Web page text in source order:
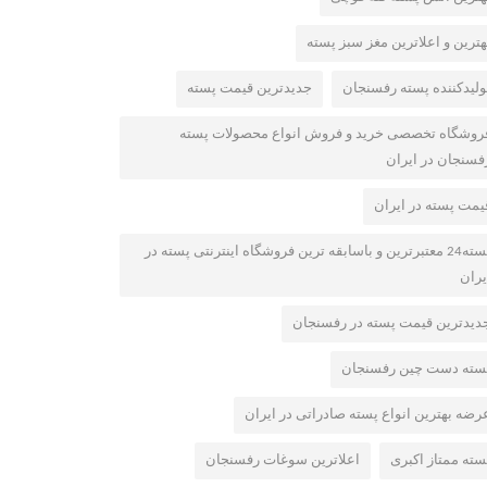
و اعلاترین مغز سبز پسته
پسته رفسنجان جدیدترین قیمت پسته
تخصصی خرید و فروش انواع محصولات پسته
در ایران
پسته در ایران
پسته24 معتبرترین و باسابقه ترین فروشگاه اینترنتی پسته در
ایران
قیمت پسته در رفسنجان
دست چین رفسنجان
بهترین انواع پسته صادراتی در ایران
ممتاز اکبری اعلاترین سوغات رفسنجان